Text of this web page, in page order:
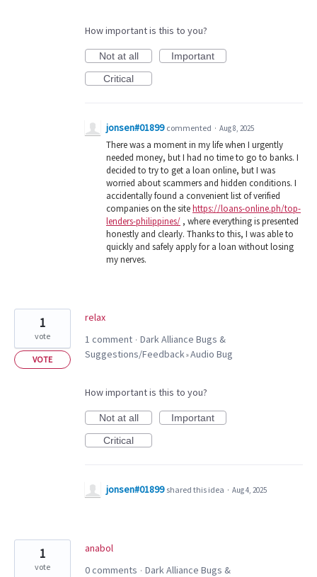
How important is this to you?
Not at all
Important
Critical
jonsen#01899 commented · Aug 8, 2025
There was a moment in my life when I urgently
needed money, but I had no time to go to banks. I
decided to try to get a loan online, but I was
worried about scammers and hidden conditions. I
accidentally found a convenient list of verified
companies on the sitehttps://loans-online.ph/top-
lenders-philippines/ , where everything is presented
honestly and clearly. Thanks to this, I was able to
quickly and safely apply for a loan without losing
my nerves.
relax
1
vote
VOTE
1 comment · Dark Alliance Bugs &
Suggestions/Feedback »Audio Bug
How important is this to you?
Not at all
Important
Critical
jonsen#01899 shared this idea · Aug 4, 2025
anabol
1
vote 0 comments · Dark Alliance Bugs &